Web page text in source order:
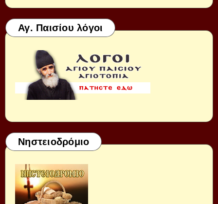
Αγ. Παισίου λόγοι
Νηστειοδρόμιο